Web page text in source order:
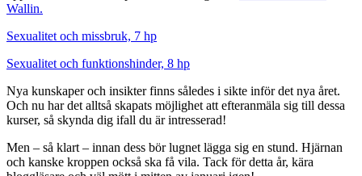
Wallin.
Sexualitet och missbruk, 7 hp
Sexualitet och funktionshinder, 8 hp
Nya kunskaper och insikter finns således i sikte inför det nya året.
Och nu har det alltså skapats möjlighet att efteranmäla sig till dessa
kurser, så skynda dig ifall du är intresserad!
Men – så klart – innan dess bör lugnet lägga sig en stund. Hjärnan
och kanske kroppen också ska få vila. Tack för detta år, kära